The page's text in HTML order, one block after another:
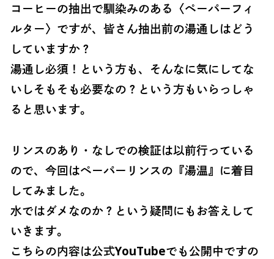
コーヒーの抽出で馴染みのある〈ペーパーフィ
ルター〉ですが、皆さん抽出前の湯通しはどう
していますか？
湯通し必須！という方も、そんなに気にしてな
いしそもそも必要なの？という方もいらっしゃ
ると思います。
リンスのあり・なしでの検証は以前行っている
ので、今回はペーパーリンスの『湯温』に着目
してみました。
水ではダメなのか？という疑問にもお答えして
いきます。
こちらの内容は公式YouTubeでも公開中ですの